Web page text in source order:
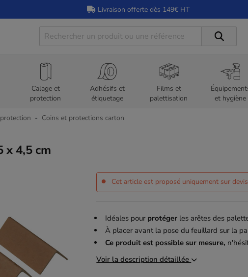
Livraison offerte dès 149€ HT
Calage et
protection
Adhésifs et
étiquetage
Films et
palettisation
et hygiène
Coins et protections carton
x 4,5 cm
Cet article est proposé uniquement sur devis
Idéales pour protégerles arêtes des
À placer avant la pose du feuillard sur la
Ce produit est possible sur mesure,
Voir la description détaillée